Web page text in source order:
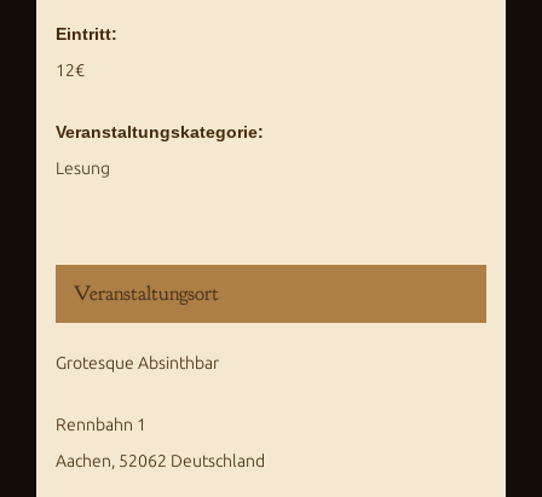
Eintritt:
12€
Veranstaltungskategorie:
Lesung
Veranstaltungsort
Grotesque Absinthbar
Rennbahn 1
Aachen, 52062 Deutschland